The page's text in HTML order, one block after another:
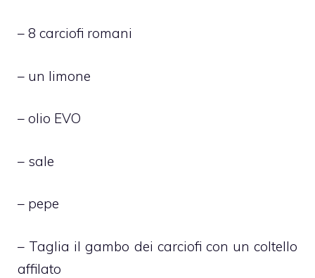
– 8 carciofi romani
– un limone
– olio EVO
– sale
– pepe
– Taglia il gambo dei carciofi con un coltello
affilato